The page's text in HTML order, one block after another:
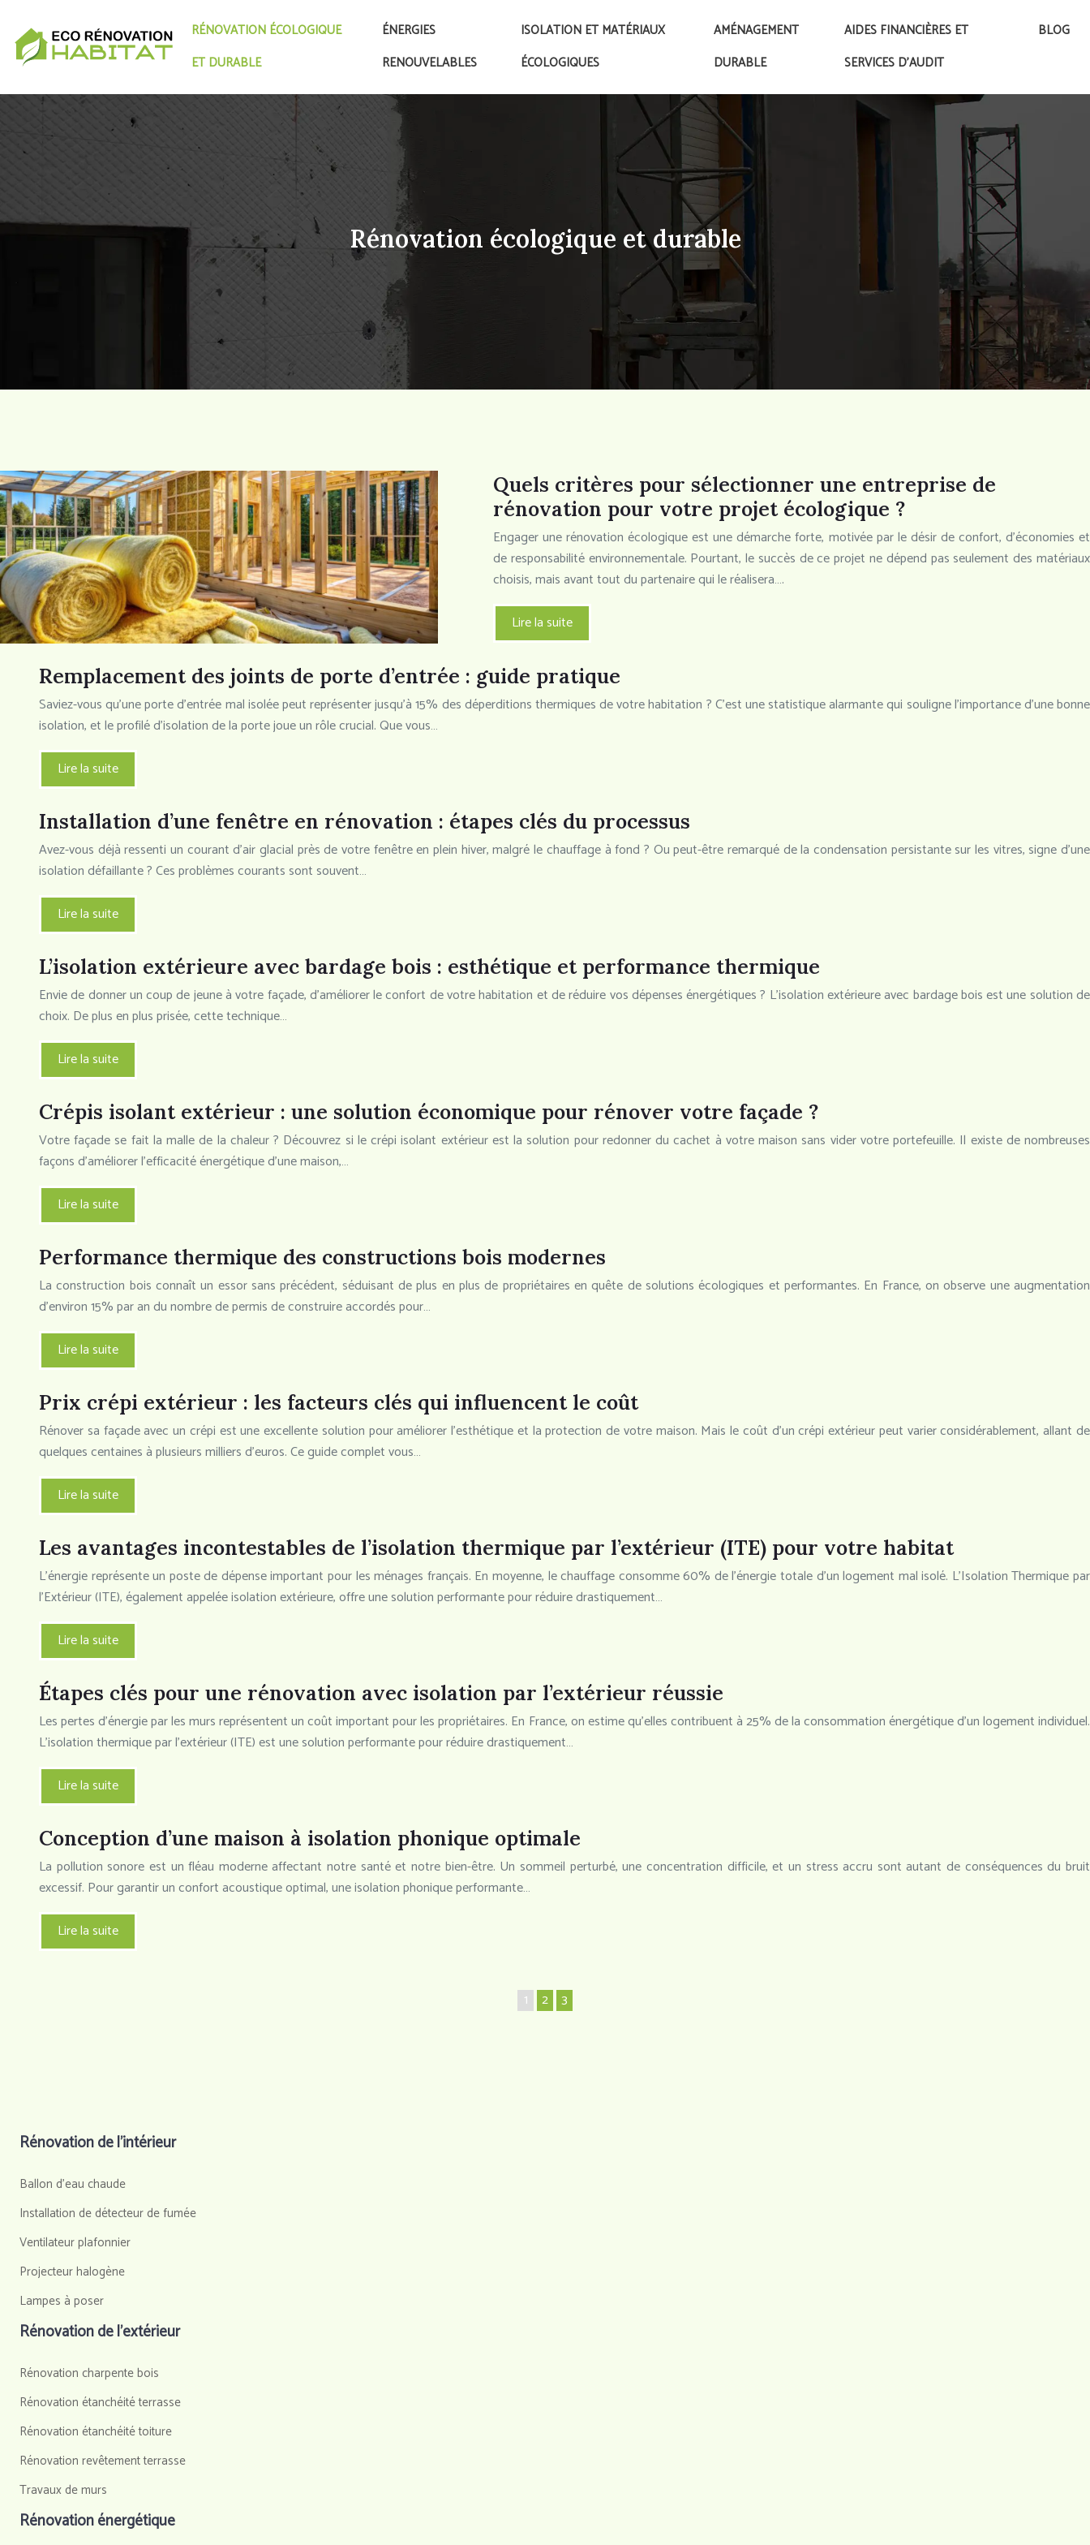
RÉNOVATION ÉCOLOGIQUE
ET DURABLE
ÉNERGIES
RENOUVELABLES
ISOLATION ET MATÉRIAUX
ÉCOLOGIQUES
AMÉNAGEMENT
DURABLE
AIDES FINANCIÈRES ET
SERVICES D’AUDIT
BLOG
Rénovation écologique et durable
Quels critères pour sélectionner une entreprise de
rénovation pour votre projet écologique ?
Engager une rénovation écologique est une démarche forte, motivée par le désir de confort, d’économies et
de responsabilité environnementale. Pourtant, le succès de ce projet ne dépend pas seulement des matériaux
choisis, mais avant tout du partenaire qui le réalisera….
Lire la suite
Remplacement des joints de porte d’entrée : guide pratique
Saviez-vous qu’une porte d’entrée mal isolée peut représenter jusqu’à 15% des déperditions thermiques de votre habitation ? C’est une statistique alarmante qui souligne l’importance d’une bonne
isolation, et le profilé d’isolation de la porte joue un rôle crucial. Que vous…
Lire la suite
Installation d’une fenêtre en rénovation : étapes clés du processus
Avez-vous déjà ressenti un courant d’air glacial près de votre fenêtre en plein hiver, malgré le chauffage à fond ? Ou peut-être remarqué de la condensation persistante sur les vitres, signe d’une
isolation défaillante ? Ces problèmes courants sont souvent…
Lire la suite
L’isolation extérieure avec bardage bois : esthétique et performance thermique
Envie de donner un coup de jeune à votre façade, d’améliorer le confort de votre habitation et de réduire vos dépenses énergétiques ? L’isolation extérieure avec bardage bois est une solution de
choix. De plus en plus prisée, cette technique…
Lire la suite
Crépis isolant extérieur : une solution économique pour rénover votre façade ?
Votre façade se fait la malle de la chaleur ? Découvrez si le crépi isolant extérieur est la solution pour redonner du cachet à votre maison sans vider votre portefeuille. Il existe de nombreuses
façons d’améliorer l’efficacité énergétique d’une maison,…
Lire la suite
Performance thermique des constructions bois modernes
La construction bois connaît un essor sans précédent, séduisant de plus en plus de propriétaires en quête de solutions écologiques et performantes. En France, on observe une augmentation
d’environ 15% par an du nombre de permis de construire accordés pour…
Lire la suite
Prix crépi extérieur : les facteurs clés qui influencent le coût
Rénover sa façade avec un crépi est une excellente solution pour améliorer l’esthétique et la protection de votre maison. Mais le coût d’un crépi extérieur peut varier considérablement, allant de
quelques centaines à plusieurs milliers d’euros. Ce guide complet vous…
Lire la suite
Les avantages incontestables de l’isolation thermique par l’extérieur (ITE) pour votre habitat
L’énergie représente un poste de dépense important pour les ménages français. En moyenne, le chauffage consomme 60% de l’énergie totale d’un logement mal isolé. L’Isolation Thermique par
l’Extérieur (ITE), également appelée isolation extérieure, offre une solution performante pour réduire drastiquement…
Lire la suite
Étapes clés pour une rénovation avec isolation par l’extérieur réussie
Les pertes d’énergie par les murs représentent un coût important pour les propriétaires. En France, on estime qu’elles contribuent à 25% de la consommation énergétique d’un logement individuel.
L’isolation thermique par l’extérieur (ITE) est une solution performante pour réduire drastiquement…
Lire la suite
Conception d’une maison à isolation phonique optimale
La pollution sonore est un fléau moderne affectant notre santé et notre bien-être. Un sommeil perturbé, une concentration difficile, et un stress accru sont autant de conséquences du bruit
excessif. Pour garantir un confort acoustique optimal, une isolation phonique performante…
Lire la suite
1 2 3
Rénovation de l’intérieur
Ballon d'eau chaude
Installation de détecteur de fumée
Ventilateur plafonnier
Projecteur halogène
Lampes à poser
Rénovation de l’extérieur
Rénovation charpente bois
Rénovation étanchéité terrasse
Rénovation étanchéité toiture
Rénovation revêtement terrasse
Travaux de murs
Rénovation énergétique